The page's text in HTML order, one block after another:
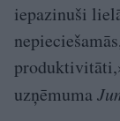
iepazinuši
uzņēmuma